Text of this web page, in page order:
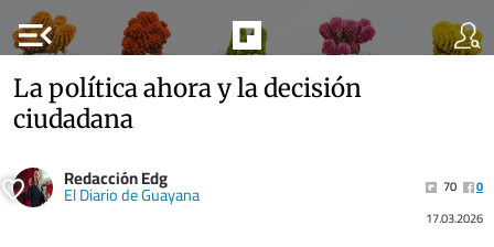
menu_open
La política ahora y la decisión
ciudadana
Redacción Edg
El Diario de Guayana 70
0
17.03.2026